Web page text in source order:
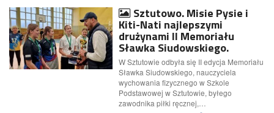
Sztutowo. Misie Pysie i
Kiti-Nati najlepszymi
drużynami II Memoriału
Sławka Siudowskiego.
W Sztutowie odbyła się II edycja Memoriału
Sławka Siudowskiego, nauczyciela
wychowania fizycznego w Szkole
Podstawowej w Sztutowie, byłego
zawodnika piłki ręcznej,…